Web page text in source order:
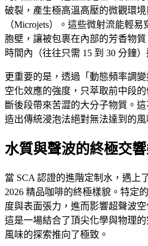
破裂，產生極高溫高壓的微觀環
（Microjets）。這些微射流能輕
胞壁，讓被包裹在內部的芳香物
時間內（往往只需 15 到 30 分鐘）
更重要的是，透過「動態頻率調
空化效應的強度，只萃取前中段
斷後段帶來苦澀的大分子物質。
造出傳統浸泡法絕對無法達到的風
水質與聲波的終極交
當 SCA 認證的進階定制水，遇上
2026 精品咖啡的終極樣貌。特定
度與表面張力，進而影響超聲波
這是一場結合了頂尖化學與物理
風味的探索推向了極致。